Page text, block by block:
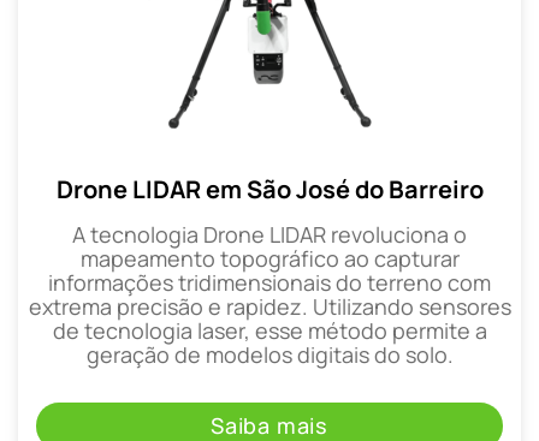
Drone LIDAR em São José do Barreiro
A tecnologia Drone LIDAR revoluciona o
mapeamento topográfico ao capturar
informações tridimensionais do terreno com
extrema precisão e rapidez. Utilizando sensores
de tecnologia laser, esse método permite a
geração de modelos digitais do solo.
Saiba mais